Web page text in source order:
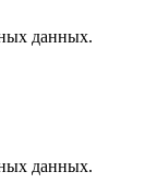
данных.
данных.